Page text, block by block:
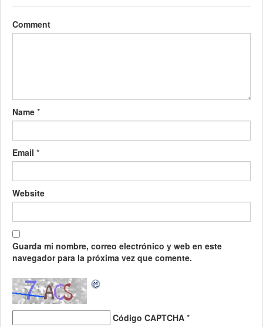
Comment
Name *
Email *
Website
Guarda mi nombre, correo electrónico y web en este
navegador para la próxima vez que comente.
Código CAPTCHA *